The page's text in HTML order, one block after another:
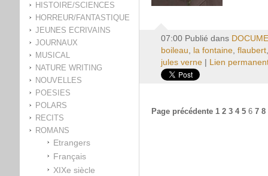
HISTOIRE/SCIENCES
HORREUR/FANTASTIQUE
JEUNES ECRIVAINS
JOURNAUX
MUSICAL
NATURE WRITING
NOUVELLES
POESIES
POLARS
RECITS
ROMANS
Etrangers
Français
XIXe siècle
07:00 Publié dans
boileau, la fontaine, flaubert
jules verne| Lien
Page précédente 1 2 3 4 5 6 7 8